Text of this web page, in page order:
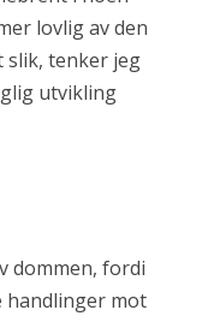
lovlig av den
tenker jeg
utvikling
dommen, fordi
handlinger mot